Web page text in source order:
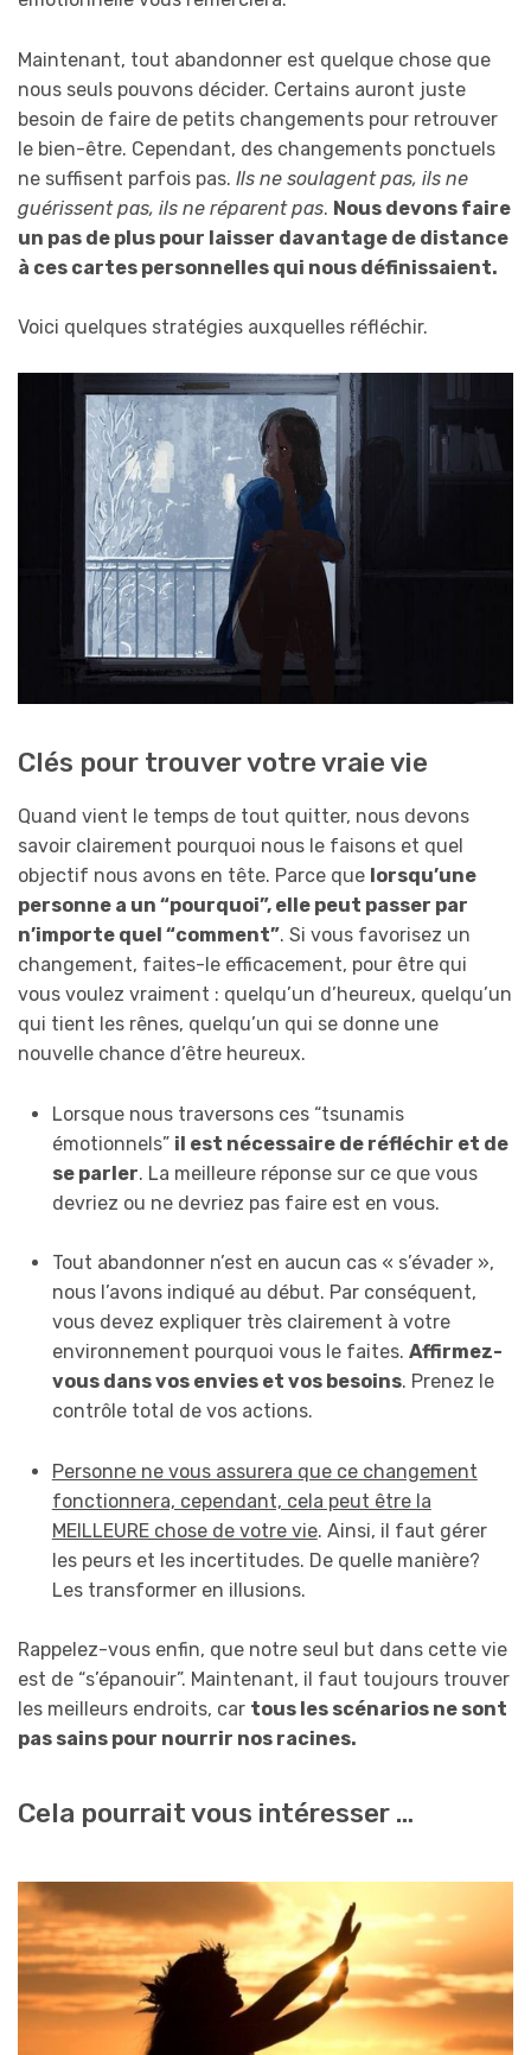
Maintenant, tout abandonner est quelque chose que
nous seuls pouvons décider. Certains auront juste
besoin de faire de petits changements pour retrouver
le bien-être. Cependant, des changements ponctuels
ne suffisent parfois pas. Ils ne soulagent pas, ils ne
guérissent pas, ils ne réparent pas. Nous devons faire
un pas de plus pour laisser davantage de distance
à ces cartes personnelles qui nous définissaient.
Voici quelques stratégies auxquelles réfléchir.
Clés pour trouver votre vraie vie
Quand vient le temps de tout quitter, nous devons
savoir clairement pourquoi nous le faisons et quel
objectif nous avons en tête. Parce que lorsqu’une
personne a un “pourquoi”, elle peut passer par
n’importe quel “comment”. Si vous favorisez un
changement, faites-le efficacement, pour être qui
vous voulez vraiment : quelqu’un d’heureux, quelqu’un
qui tient les rênes, quelqu’un qui se donne une
nouvelle chance d’être heureux.
Lorsque nous traversons ces “tsunamis
émotionnels” il est nécessaire de réfléchir et de
se parler. La meilleure réponse sur ce que vous
devriez ou ne devriez pas faire est en vous.
Tout abandonner n’est en aucun cas « s’évader »,
nous l’avons indiqué au début. Par conséquent,
vous devez expliquer très clairement à votre
environnement pourquoi vous le faites. Affirmez-
vous dans vos envies et vos besoins. Prenez le
contrôle total de vos actions.
Personne ne vous assurera que ce changement
fonctionnera, cependant, cela peut être la
MEILLEURE chose de votre vie. Ainsi, il faut gérer
les peurs et les incertitudes. De quelle manière?
Les transformer en illusions.
Rappelez-vous enfin, que notre seul but dans cette vie
est de “s’épanouir”. Maintenant, il faut toujours trouver
les meilleurs endroits, car tous les scénarios ne sont
pas sains pour nourrir nos racines.
Cela pourrait vous intéresser …